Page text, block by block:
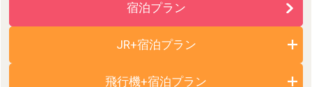
宿泊プラン
JR+宿泊プラン
飛行機+宿泊プラン